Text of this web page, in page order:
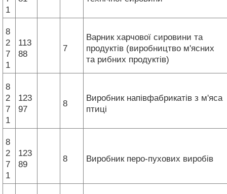
1
8
2
7
1
113
88
7
Варник харчової сировини та
продуктів (виробництво м'ясних
та рибних продуктів)
8
2
7
1
123
97
8
Виробник напівфабрикатів з м'яса
птиці
8
2
7
1
123
89
8 Виробник перо-пухових виробів